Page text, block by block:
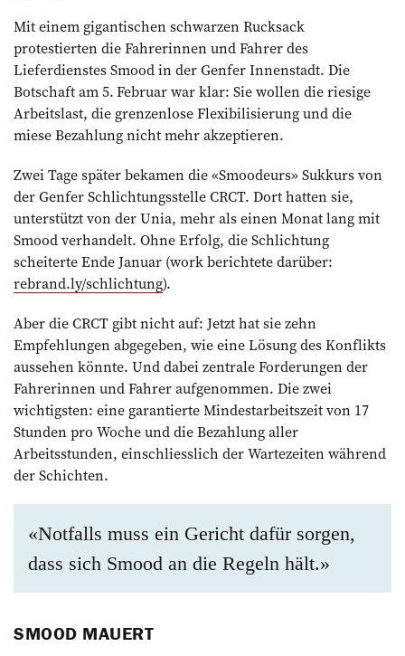
Mit einem gigantischen schwarzen Rucksack
protestierten die Fahrerinnen und Fahrer des
Lieferdienstes Smood in der Genfer Innenstadt. Die
Botschaft am 5. Februar war klar: Sie wollen die riesige
Arbeitslast, die grenzenlose Flexibilisierung und die
miese Bezahlung nicht mehr akzeptieren.
Zwei Tage später bekamen die «Smoodeurs» Sukkurs von
der Genfer Schlichtungsstelle CRCT. Dort hatten sie,
unterstützt von der Unia, mehr als einen Monat lang mit
Smood verhandelt. Ohne Erfolg, die Schlichtung
scheiterte Ende Januar (work berichtete darüber:
rebrand.ly/schlichtung).
Aber die CRCT gibt nicht auf: Jetzt hat sie zehn
Empfehlungen abgegeben, wie eine Lösung des Konflikts
aussehen könnte. Und dabei zentrale Forderungen der
Fahrerinnen und Fahrer aufgenommen. Die zwei
wichtigsten: eine garantierte Mindestarbeitszeit von 17
Stunden pro Woche und die Bezahlung aller
Arbeitsstunden, einschliesslich der Wartezeiten während
der Schichten.
«Notfalls muss ein Gericht dafür sorgen,
dass sich Smood an die Regeln hält.»
SMOOD MAUERT